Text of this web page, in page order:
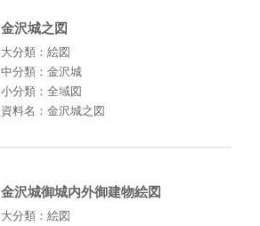
金沢城之図
大分類：絵図
中分類：金沢城
小分類：全域図
資料名：金沢城之図
金沢城御城内外御建物絵図
大分類：絵図